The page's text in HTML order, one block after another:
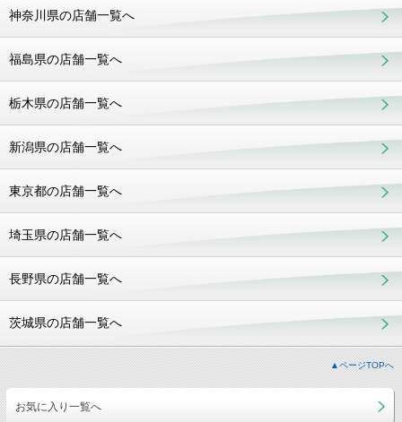
神奈川県の店舗一覧へ
福島県の店舗一覧へ
栃木県の店舗一覧へ
新潟県の店舗一覧へ
東京都の店舗一覧へ
埼玉県の店舗一覧へ
長野県の店舗一覧へ
茨城県の店舗一覧へ
▲ページTOPへ
お気に入り一覧へ